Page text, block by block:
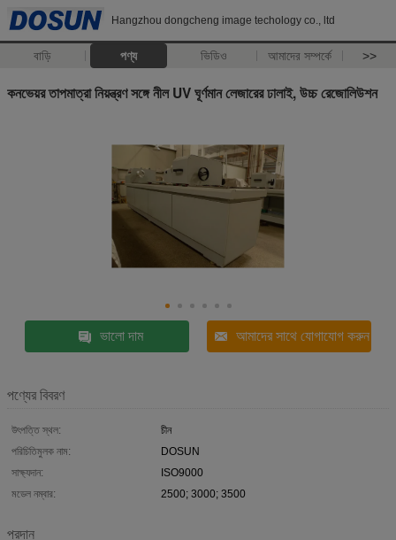
Hangzhou dongcheng image techology co., ltd
বাড়ি পণ্য ভিডিও আমাদের সম্পর্কে >>
কনভেয়র তাপমাত্রা নিয়ন্ত্রণ সঙ্গে নীল UV ঘূর্ণমান লেজারের ঢালাই, উচ্চ রেজোলিউশন
ভালো দাম আমাদের সাথে যোগাযোগ করুন
পণ্যের বিবরণ
উৎপত্তি স্থল:
চীন
পরিচিতিমুলক নাম:
DOSUN
সাক্ষ্যদান:
ISO9000
মডেল নম্বার:
2500; 3000; 3500
প্রদান